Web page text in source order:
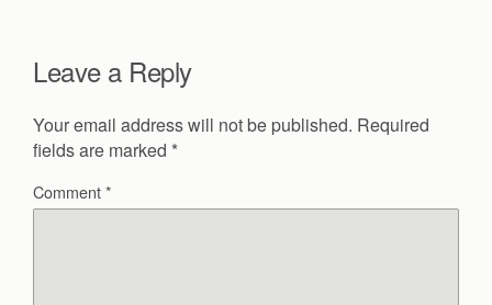
Leave a Reply
Your email address will not be published. Required
fields are marked *
Comment*